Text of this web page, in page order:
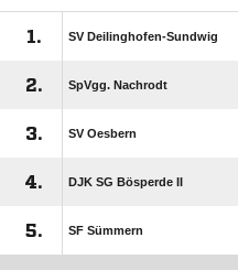
1. SV Deilinghofen-Sundwig
2. SpVgg. Nachrodt
3. SV Oesbern
4. DJK SG Bösperde II
5. SF Sümmern